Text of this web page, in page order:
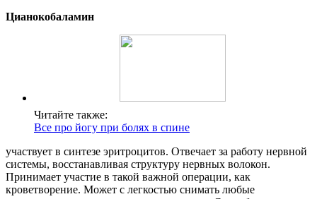
Цианокобаламин
Читайте также:
Все про йогу при болях в спине
участвует в синтезе эритроцитов. Отвечает за работу нервной
системы, восстанавливая структуру нервных волокон.
Принимает участие в такой важной операции, как
кроветворение. Может с легкостью снимать любые